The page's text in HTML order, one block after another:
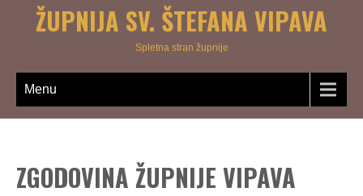
ŽUPNIJA SV. ŠTEFANA VIPAVA
Spletna stran župnije
Menu
ZGODOVINA ŽUPNIJE VIPAVA